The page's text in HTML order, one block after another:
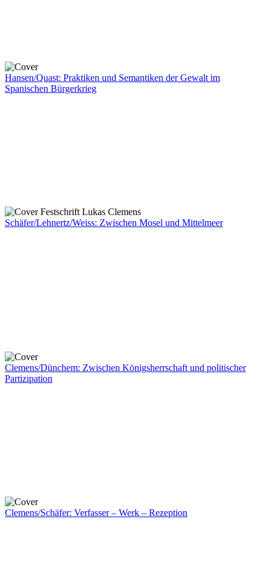
Hansen/Quast: Praktiken und Semantiken der Gewalt im
Spanischen Bürgerkrieg
Schäfer/Lehnertz/Weiss: Zwischen Mosel und Mittelmeer
Clemens/Dünchem: Zwischen Königsherrschaft und politischer
Partizipation
Clemens/Schäfer: Verfasser – Werk – Rezeption